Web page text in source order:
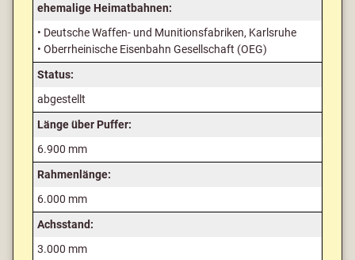
ehemalige Heimatbahnen:
• Deutsche Waffen- und Munitionsfabriken, Karlsruhe
• Oberrheinische Eisenbahn Gesellschaft (OEG)
Status:
abgestellt
Länge über Puffer:
6.900 mm
Rahmenlänge:
6.000 mm
Achsstand:
3.000 mm